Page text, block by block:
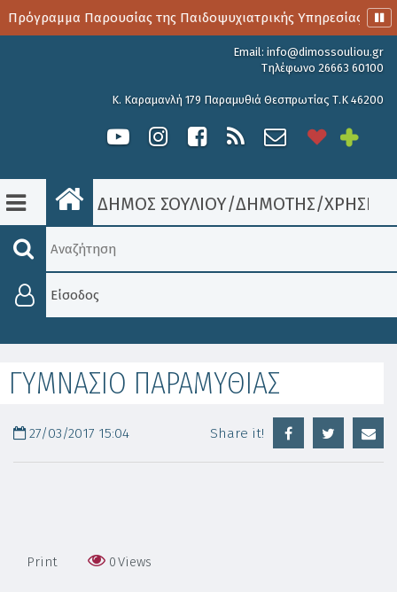
Πρόγραμμα Παρουσίας της Παιδοψυχιατρικής Υπηρεσίας
Email: info@dimossouliou.gr
Τηλέφωνο 26663 60100
Κ. Καραμανλή 179 Παραμυθιά Θεσπρωτίας Τ.Κ 46200
ΔΗΜΟΣ ΣΟΥΛΙΟΥ/ΔΗΜΟΤΗΣ/
Είσοδος
ΓΥΜΝΑΣΙΟ ΠΑΡΑΜΥΘΙΑΣ
27/03/2017 15:04 Share it!
Print 0Views